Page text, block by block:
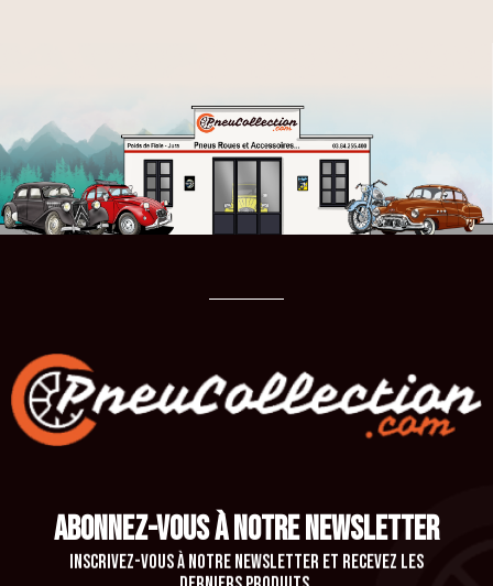
ABONNEZ-VOUS À NOTRE NEWSLETTER
Inscrivez-vous à notre newsletter et recevez les